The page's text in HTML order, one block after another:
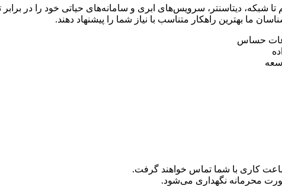
شبکه، دیتاسنتر، سرویس‌های ابری و سامانه‌های حیاتی خود را در برابر
ما بهترین راهکار متناسب با نیاز شما را پیشنهاد دهند.
حساس
محرمانه نگهداری می‌شود.